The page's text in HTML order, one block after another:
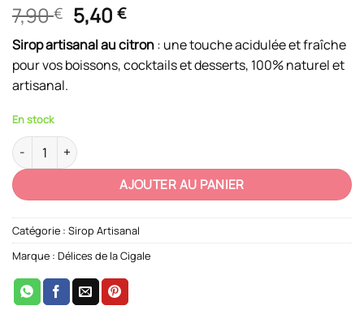
7,90€ Le
prix
initial
était :
5,40€Le
prix
actuel
est :
Sirop artisanal au citron: une touche acidulée et fraîche
pour vos boissons, cocktails et desserts, 100% naturel et
artisanal.
En stock
quantité de Sirop Artisanal Citron
AJOUTER AU PANIER
Catégorie : Sirop Artisanal
Marque : Délices de la Cigale